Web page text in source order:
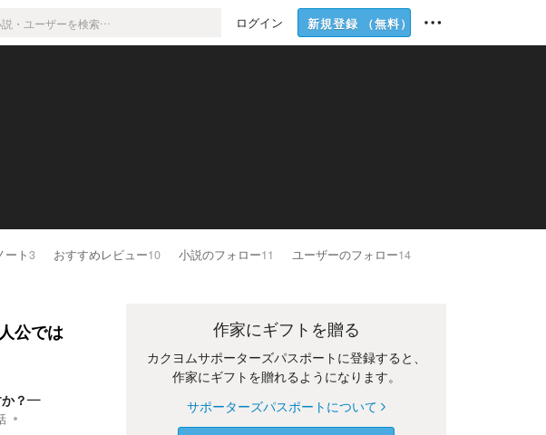
ログイン 新規登録 （無料）
ート3 おすすめレビュー10 小説のフォロー11 ユーザーのフォロー14
公では
か？―
作家にギフトを贈る
カクヨムサポーターズパスポートに登録すると、
作家にギフトを贈れるようになります。
サポーターズパスポートについて